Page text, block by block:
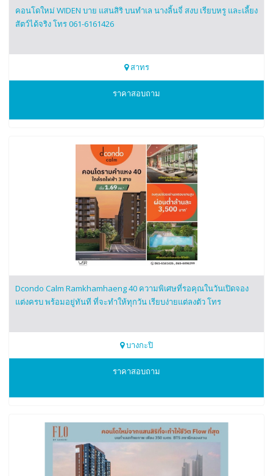
0616161426
คอนโดใหม่ WIDEN บาย แสนสิริ บนทำเล นางลิ้นจี่ สงบ เรียบหรู และเลี้ยง
สัตว์ได้จริง โทร 061-6161426
สาทร
ราคาสอบถาม
0616161426
Dcondo Calm Ramkhamhaeng 40
Dcondo Calm Ramkhamhaeng 40 ความพิเศษที่รอคุณในวันเปิดจอง
แต่งครบ พร้อมอยู่ทันที ที่จะทำให้ทุกวัน เรียบง่ายแต่ลงตัว โทร
บางกะปิ
ราคาสอบถาม